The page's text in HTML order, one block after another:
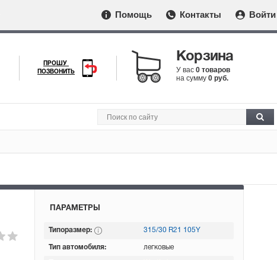
Помощь Контакты Войти
ПРОШУ
ПОЗВОНИТЬ
Корзина
У вас 0 товаров
на сумму 0 руб.
ПАРАМЕТРЫ
Типоразмер: 315/30 R21 105Y
Тип автомобиля: легковые